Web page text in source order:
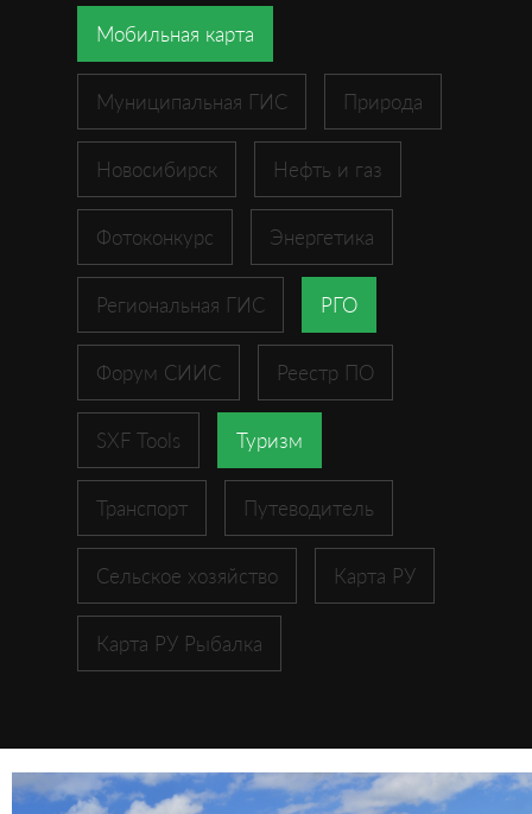
Мобильная карта
Муниципальная ГИС Природа
Новосибирск Нефть и газ
Фотоконкурс Энергетика
Региональная ГИС РГО
Форум СИИС Реестр ПО
SXF Tools Туризм
Транспорт Путеводитель
Сельское хозяйство Карта РУ
Карта РУ Рыбалка